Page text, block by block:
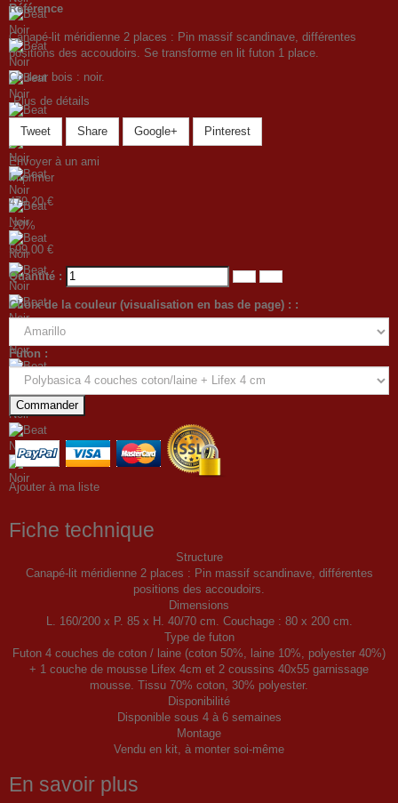
Référence
Canapé-lit méridienne 2 places : Pin massif scandinave, différentes
positions des accoudoirs. Se transforme en lit futon 1 place.
Couleur bois : noir.
Plus de détails
Tweet Share Google+ Pinterest
Envoyer à un ami
Imprimer
479,20 €
-20%
599,00 €
Quantité :
Choix de la couleur (visualisation en bas de page) : :
Futon :
Commander
Ajouter à ma liste
Fiche technique
Structure
Canapé-lit méridienne 2 places : Pin massif scandinave, différentes
positions des accoudoirs.
Dimensions
L. 160/200 x P. 85 x H. 40/70 cm. Couchage : 80 x 200 cm.
Type de futon
Futon 4 couches de coton / laine (coton 50%, laine 10%, polyester 40%)
+ 1 couche de mousse Lifex 4cm et 2 coussins 40x55 garnissage
mousse. Tissu 70% coton, 30% polyester.
Disponibilité
Disponible sous 4 à 6 semaines
Montage
Vendu en kit, à monter soi-même
En savoir plus